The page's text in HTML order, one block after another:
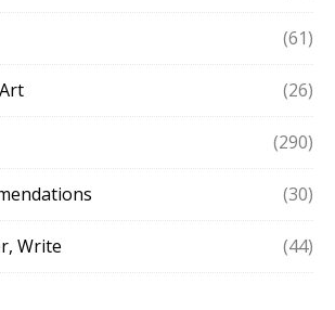
(61)
(26)
(290)
(30)
Write (44)